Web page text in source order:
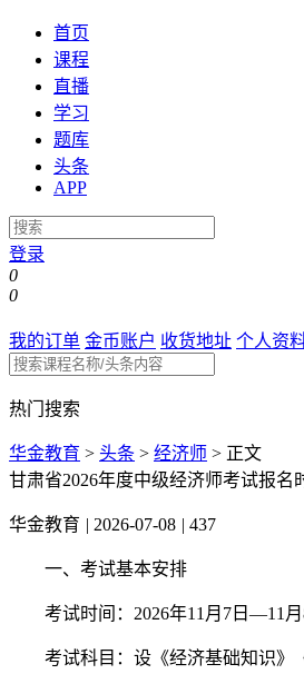
首页
课程
直播
学习
题库
头条
APP
登录
0
0
我的订单 金币账户 收货地址 个人资
热门搜索
华金教育 > 头条 > 经济师 > 正文
甘肃省2026年度中级经济师考试报名
华金教育 | 2026-07-08 | 437
一、考试基本安排
考试时间：2026年11月7日—11
考试科目：设《经济基础知识》